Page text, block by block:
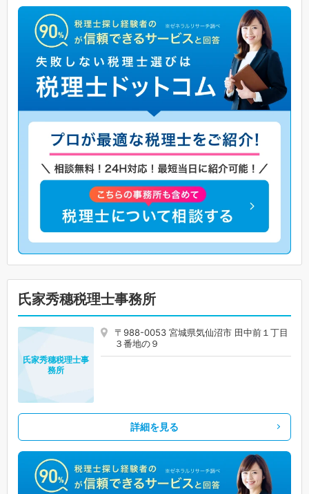
氏家秀穗税理士事務所
〒988-0053 宮城県気仙沼市 田中前１丁目
３番地の９
氏家秀穗税理士事
務所
詳細を見る